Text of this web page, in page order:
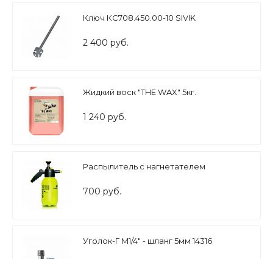
Ключ КС708.450.00-10 SIVIK
2 400 руб.
Жидкий воск "THE WAX" 5кг.
1 240 руб.
Распылитель с нагнетателем
700 руб.
Уголок-Г M1/4" - шланг 5мм 14316